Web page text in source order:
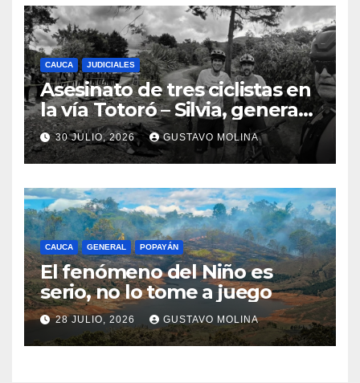
CAUCA JUDICIALES
Asesinato de tres ciclistas en
la vía Totoró – Silvia, genera
consternación en el Cauca
30 JULIO, 2026 GUSTAVO MOLINA
CAUCA GENERAL POPAYÁN
El fenómeno del Niño es
serio, no lo tome a juego
28 JULIO, 2026 GUSTAVO MOLINA